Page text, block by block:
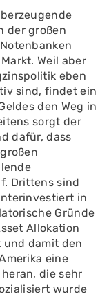
der großen
Weil aber
eben
sind, findet ein
den Weg in
sorgt der
dafür, dass
Drittens sind
in
Gründe
Allokation
damit den
eine
die sehr
wurde